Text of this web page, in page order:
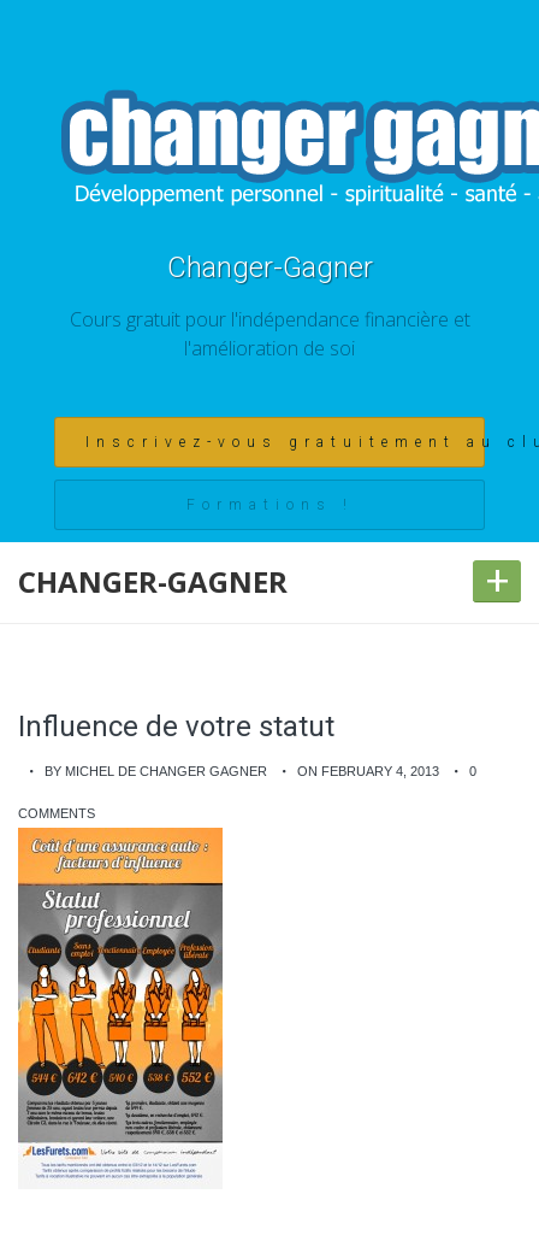
Changer-Gagner
Cours gratuit pour l'indépendance financière et
l'amélioration de soi
Inscrivez-vous gratuitement au
Formations !
CHANGER-GAGNER +
Influence de votre statut
BY MICHEL DE CHANGER GAGNER ON FEBRUARY 4, 2013 0
COMMENTS